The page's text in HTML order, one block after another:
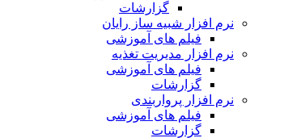
گزارشات
نرم افزار شبیه ساز رایان
فیلم های آموزشی
نرم افزار مدیریت تغذیه
فیلم های آموزشی
گزارشات
نرم افزار پرواربندی
فیلم های آموزشی
گزارشات